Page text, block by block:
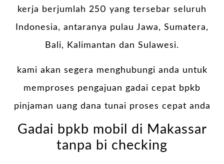
kerja berjumlah 250 yang tersebar seluruh
Indonesia, antaranya pulau Jawa, Sumatera,
Bali, Kalimantan dan Sulawesi.
kami akan segera menghubungi anda untuk
memproses pengajuan gadai cepat bpkb
pinjaman uang dana tunai proses cepat anda
Gadai bpkb mobil di Makassar
tanpa bi checking